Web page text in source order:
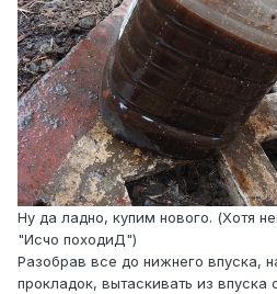
Ну да ладно, купим нового. (Хотя
"Исчо походиД")
Разобрав все до нижнего впуска,
прокладок, вытаскивать из впуска